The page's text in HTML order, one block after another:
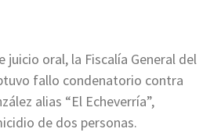
juicio oral, la Fiscalía General del
fallo condenatorio contra
alias “El Echeverría”,
de dos personas.